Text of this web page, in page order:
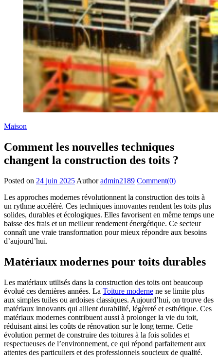
Maison
Comment les nouvelles techniques
changent la construction des toits ?
Posted on 24 juin 2025 Author admin2189 Comment(0)
Les approches modernes révolutionnent la construction des toits à
un rythme accéléré. Ces techniques innovantes rendent les toits plus
solides, durables et écologiques. Elles favorisent en même temps une
baisse des frais et un meilleur rendement énergétique. Ce secteur
connaît une vraie transformation pour mieux répondre aux besoins
d’aujourd’hui.
Matériaux modernes pour toits durables
Les matériaux utilisés dans la construction des toits ont beaucoup
évolué ces dernières années. La Toiture moderne ne se limite plus
aux simples tuiles ou ardoises classiques. Aujourd’hui, on trouve des
matériaux innovants qui allient durabilité, légèreté et esthétique. Ces
matériaux modernes contribuent aussi à prolonger la vie du toit,
réduisant ainsi les coûts de rénovation sur le long terme. Cette
évolution permet de construire des toitures à la fois solides et
respectueuses de l’environnement, ce qui répond parfaitement aux
attentes des particuliers et des professionnels soucieux de qualité.